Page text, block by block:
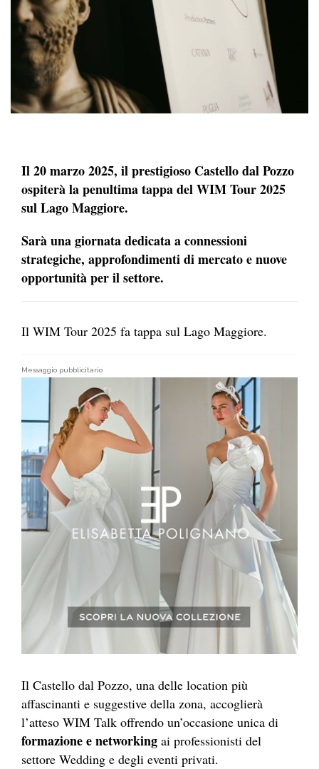
Il 20 marzo 2025, il prestigioso Castello dal Pozzo
ospiterà la penultima tappa del WIM Tour 2025
sul Lago Maggiore.
Sarà una giornata dedicata a connessioni
strategiche, approfondimenti di mercato e nuove
opportunità per il settore.
Il WIM Tour 2025 fa tappa sul Lago Maggiore.
Messaggio pubblicitario
Il Castello dal Pozzo, una delle location più
affascinanti e suggestive della zona, accoglierà
l’atteso WIM Talk offrendo un’occasione unica di
formazione e networking ai professionisti del
settore Wedding e degli eventi privati.